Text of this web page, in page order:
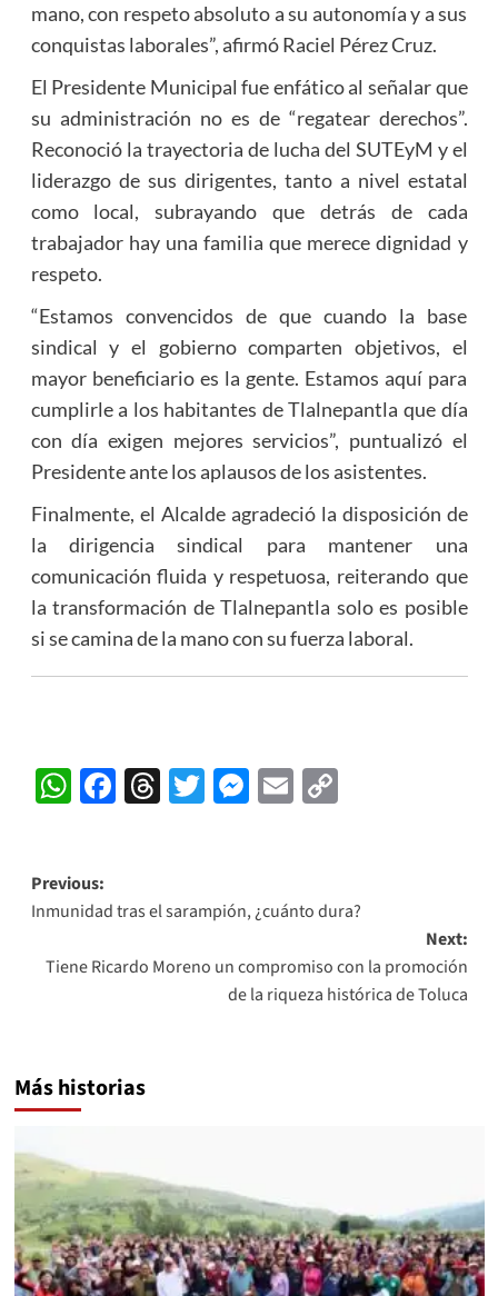
mano, con respeto absoluto a su autonomía y a sus
conquistas laborales”, afirmó Raciel Pérez Cruz.
El Presidente Municipal fue enfático al señalar que
su administración no es de “regatear derechos”.
Reconoció la trayectoria de lucha del SUTEyM y el
liderazgo de sus dirigentes, tanto a nivel estatal
como local, subrayando que detrás de cada
trabajador hay una familia que merece dignidad y
respeto.
“Estamos convencidos de que cuando la base
sindical y el gobierno comparten objetivos, el
mayor beneficiario es la gente. Estamos aquí para
cumplirle a los habitantes de Tlalnepantla que día
con día exigen mejores servicios”, puntualizó el
Presidente ante los aplausos de los asistentes.
Finalmente, el Alcalde agradeció la disposición de
la dirigencia sindical para mantener una
comunicación fluida y respetuosa, reiterando que
la transformación de Tlalnepantla solo es posible
si se camina de la mano con su fuerza laboral.
WhatsApp
Facebook
Threads
Twitter
Messenger
EmailCopy
Post
navigation
Previous:
Inmunidad tras el sarampión, ¿cuánto dura?
Next:
Tiene Ricardo Moreno un compromiso con la promoción
de la riqueza histórica de Toluca
Más historias